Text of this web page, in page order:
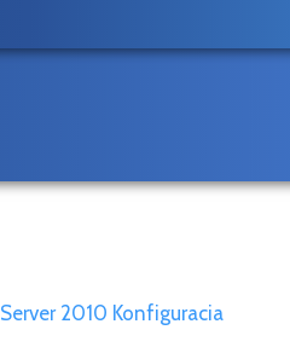
2010 Konfiguracia